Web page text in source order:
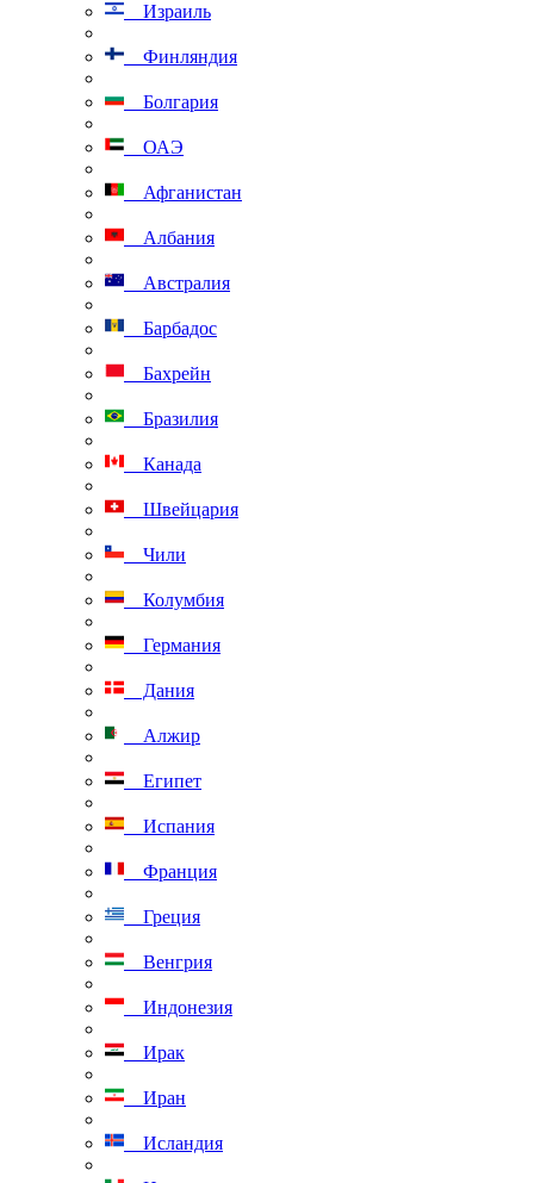
Израиль
Финляндия
Болгария
ОАЭ
Афганистан
Албания
Австралия
Барбадос
Бахрейн
Бразилия
Канада
Швейцария
Чили
Колумбия
Германия
Дания
Алжир
Египет
Испания
Франция
Греция
Венгрия
Индонезия
Ирак
Иран
Исландия